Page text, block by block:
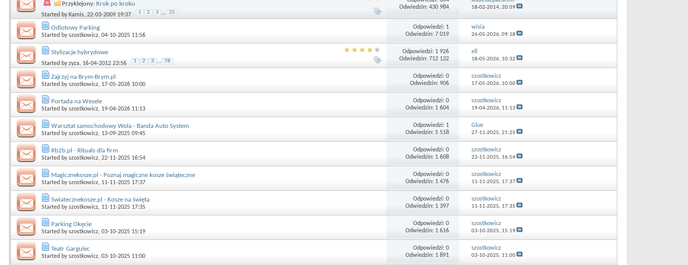
Przyklejony: Krok po kroku
Started by Kamis, 22-03-2009 19:37 1 2 3 ... 25
Odwiedzin: 430 984
18-02-2014, 20:09
Odlotowy Parking
Started byszostkowicz, 04-10-2025 11:56
Odpowiedzi: 1
Odwiedzin: 7 019
wisia
26-05-2026, 09:18
Stylizacje hybrydowe
Started byzyza, 16-04-2012 23:56 1 2 3 ... 78
Odpowiedzi: 1 926
Odwiedzin: 712 122
ell
18-05-2026, 10:32
Zajrzyj na Brym-Brym.pl
Started byszostkowicz, 17-05-2026 10:00
Odpowiedzi: 0
Odwiedzin: 906
szostkowicz
17-05-2026, 10:00
Portada na Wesele
Started byszostkowicz, 19-04-2026 11:13
Odpowiedzi: 0
Odwiedzin: 1 604
szostkowicz
19-04-2026, 11:13
Warsztat samochodowy Wola - Banda Auto System
Started byszostkowicz, 13-09-2025 09:45
Odpowiedzi: 1
Odwiedzin: 5 518
Glue
27-11-2025, 21:25
Rb2b.pl - Rituals dla firm
Started byszostkowicz, 22-11-2025 16:54
Odpowiedzi: 0
Odwiedzin: 1 608
szostkowicz
22-11-2025, 16:54
Magicznekosze.pl - Poznaj magiczne kosze świąteczne
Started byszostkowicz, 11-11-2025 17:37
Odpowiedzi: 0
Odwiedzin: 1 476
szostkowicz
11-11-2025, 17:37
Swiatecznekosze.pl - Kosze na święta
Started byszostkowicz, 11-11-2025 17:35
Odpowiedzi: 0
Odwiedzin: 1 397
szostkowicz
11-11-2025, 17:35
Parking Okęcie
Started byszostkowicz, 03-10-2025 15:19
Odpowiedzi: 0
Odwiedzin: 1 616
szostkowicz
03-10-2025, 15:19
Teatr Gargulec
Started byszostkowicz, 03-10-2025 11:00
Odpowiedzi: 0
Odwiedzin: 1 891
szostkowicz
03-10-2025, 11:00